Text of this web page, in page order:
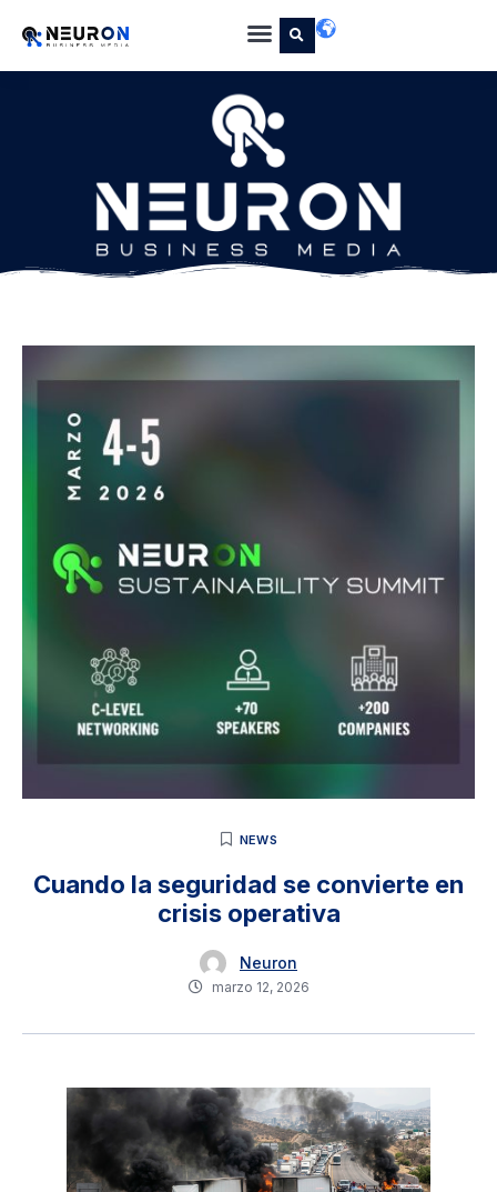
NEWS
Cuando la seguridad se convierte en
crisis operativa
Neuron
marzo 12, 2026